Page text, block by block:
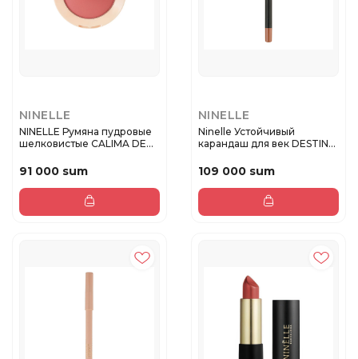
NINELLE
NINELLE Румяна пудровые
шелковистые CALIMA DE
91 000 sum
NINELLE
Ninelle Устойчивый
карандаш для век DESTINO
109 000 sum